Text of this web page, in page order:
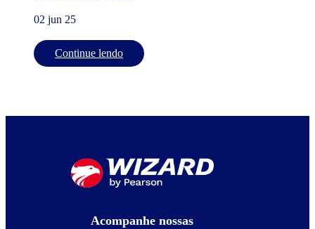
02 jun 25
Continue lendo
Acompanhe nossas